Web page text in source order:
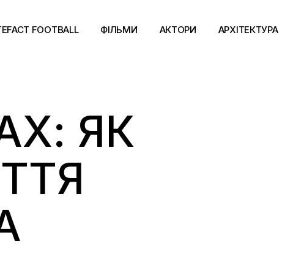
FOOTBALL ФІЛЬМИ АКТОРИ АРХІТЕКТУРА
ЯК